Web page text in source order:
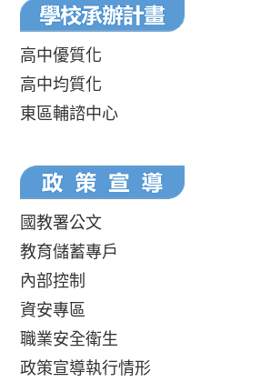
高中優質化
高中均質化
東區輔諮中心
國教署公文
教育儲蓄專戶
內部控制
資安專區
職業安全衛生
政策宣導執行情形